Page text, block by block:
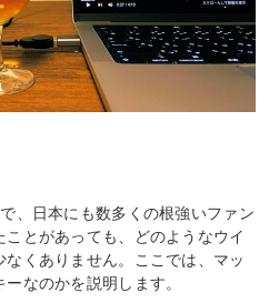
、日本にも数多くの根強いファン
とがあっても、どのようなウイ
くありません。ここでは、マッ
なのかを説明します。